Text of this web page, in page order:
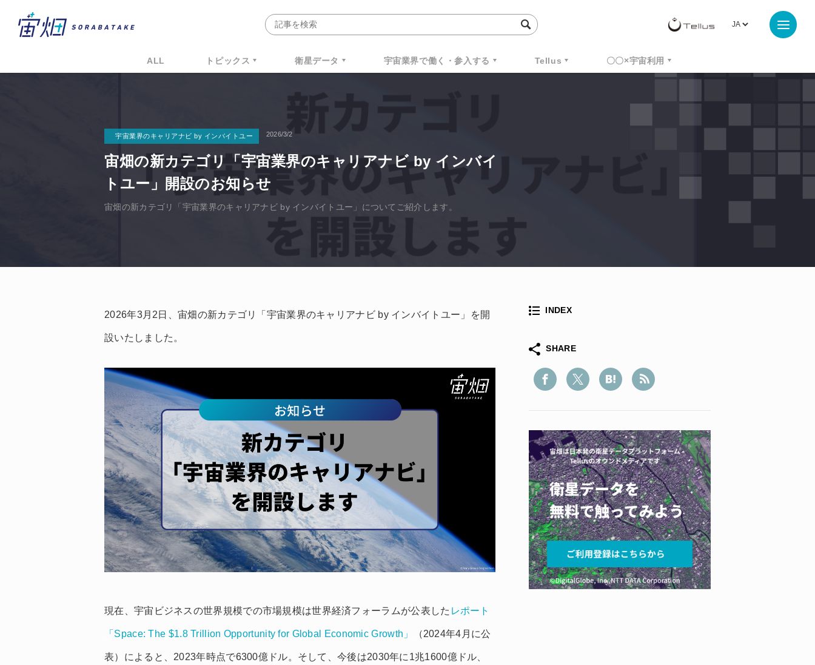
ALL トピックス 衛星データ 宇宙業界で働く・参入する Tellus 〇〇×宇宙利用
宇宙業界のキャリアナビ by インバイトユー 2026/3/2
宙畑の新カテゴリ「宇宙業界のキャリアナビ by インバイ
トユー」開設のお知らせ
宙畑の新カテゴリ「宇宙業界のキャリアナビ by インバイトユー」についてご紹介します。
2026年3月2日、宙畑の新カテゴリ「宇宙業界のキャリアナビ by インバイトユー」を開
設いたしました。
現在、宇宙ビジネスの世界規模での市場規模は世界経済フォーラムが公表した レポート
「Space: The $1.8 Trillion Opportunity for Global Economic Growth」 （2024年4月に公
表）によると、2023年時点で6300億ドル。そして、今後は2030年に1兆1600億ドル、
INDEX
SHARE